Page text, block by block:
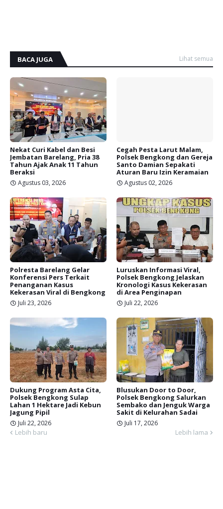
BACA JUGA Lihat semua
Nekat Curi Kabel dan Besi
Jembatan Barelang, Pria 38
Tahun Ajak Anak 11 Tahun
Beraksi
Agustus 03, 2026
Cegah Pesta Larut Malam,
Polsek Bengkong dan Gereja
Santo Damian Sepakati
Aturan Baru Izin Keramaian
Agustus 02, 2026
Polresta Barelang Gelar
Konferensi Pers Terkait
Penanganan Kasus
Kekerasan Viral di Bengkong
Juli 23, 2026
Luruskan Informasi Viral,
Polsek Bengkong Jelaskan
Kronologi Kasus Kekerasan
di Area Penginapan
Juli 22, 2026
Dukung Program Asta Cita,
Polsek Bengkong Sulap
Lahan 1 Hektare Jadi Kebun
Jagung Pipil
Juli 22, 2026
Blusukan Door to Door,
Polsek Bengkong Salurkan
Sembako dan Jenguk Warga
Sakit di Kelurahan Sadai
Juli 17, 2026
Lebih baru Lebih lama